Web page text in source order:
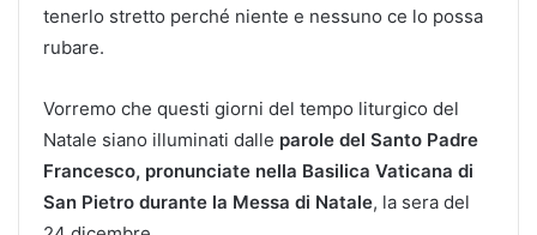
tenerlo stretto perché niente e nessuno ce lo possa
rubare.
Vorremo che questi giorni del tempo liturgico del
Natale siano illuminati dalle parole del Santo Padre
Francesco, pronunciate nella Basilica Vaticana di
San Pietro durante la Messa di Natale, la sera del